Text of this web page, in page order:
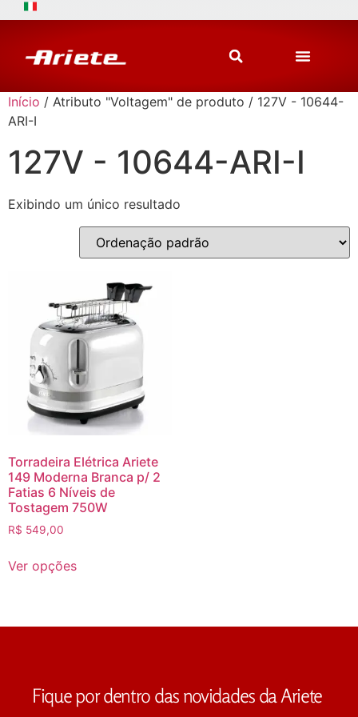
Início / Atributo "Voltagem" de produto / 127V - 10644-
ARI-I
127V - 10644-ARI-I
Exibindo um único resultado
Torradeira Elétrica Ariete
149 Moderna Branca p/ 2
Fatias 6 Níveis de
Tostagem 750W
R$ 549,00
Ver opções
Fique por dentro das novidades da Ariete